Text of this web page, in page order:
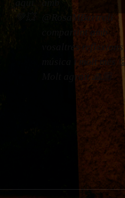
💚💥
@RosaMBartroli
compartint amb
vosaltres reflexions,
música i molt més 🥲
Molt agraït 🙏🏼